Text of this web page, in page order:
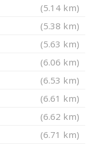
(5.14 km)
(5.38 km)
(5.63 km)
(6.06 km)
(6.53 km)
(6.61 km)
(6.62 km)
(6.71 km)